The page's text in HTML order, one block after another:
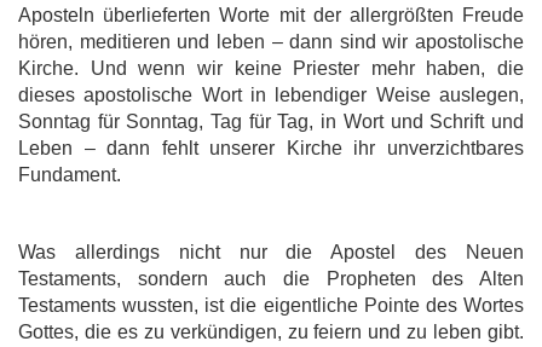
Aposteln überlieferten Worte mit der allergrößten Freude
hören, meditieren und leben – dann sind wir apostolische
Kirche. Und wenn wir keine Priester mehr haben, die
dieses apostolische Wort in lebendiger Weise auslegen,
Sonntag für Sonntag, Tag für Tag, in Wort und Schrift und
Leben – dann fehlt unserer Kirche ihr unverzichtbares
Fundament.
Was allerdings nicht nur die Apostel des Neuen
Testaments, sondern auch die Propheten des Alten
Testaments wussten, ist die eigentliche Pointe des Wortes
Gottes, die es zu verkündigen, zu feiern und zu leben gibt.